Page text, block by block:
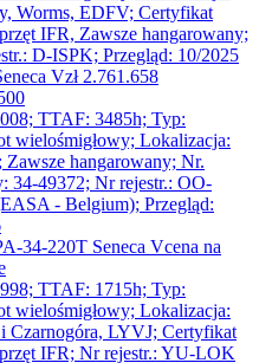
Worms, EDFV; Certyfikat
IFR, Zawsze hangarowany;
D-ISPK; Przegląd: 10/2025
Vzł 2.761.658
TTAF: 3485h; Typ:
wielośmigłowy; Lokalizacja:
Zawsze hangarowany; Nr.
34-49372; Nr rejestr.: OO-
- Belgium); Przegląd:
34-220T Seneca Vcena na
TTAF: 1715h; Typ:
wielośmigłowy; Lokalizacja:
i Czarnogóra, LYVJ; Certyfikat
IFR; Nr rejestr.: YU-LOK